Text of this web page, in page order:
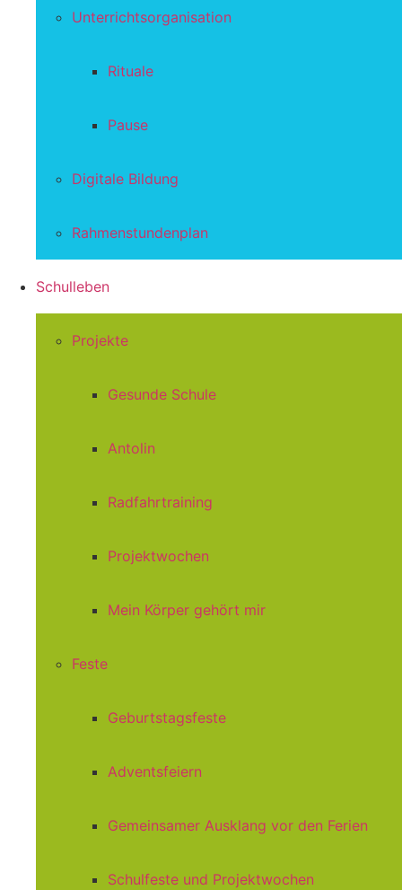
Unterrichtsorganisation
Rituale
Pause
Digitale Bildung
Rahmenstundenplan
Schulleben
Projekte
Gesunde Schule
Antolin
Radfahrtraining
Projektwochen
Mein Körper gehört mir
Feste
Geburtstagsfeste
Adventsfeiern
Gemeinsamer Ausklang vor den Ferien
Schulfeste und Projektwochen